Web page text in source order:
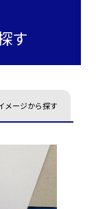
す
メージから探す